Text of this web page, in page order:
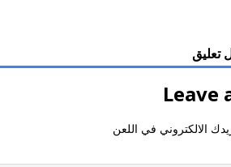
تعليق
Leave
الالكتروني في اللعن